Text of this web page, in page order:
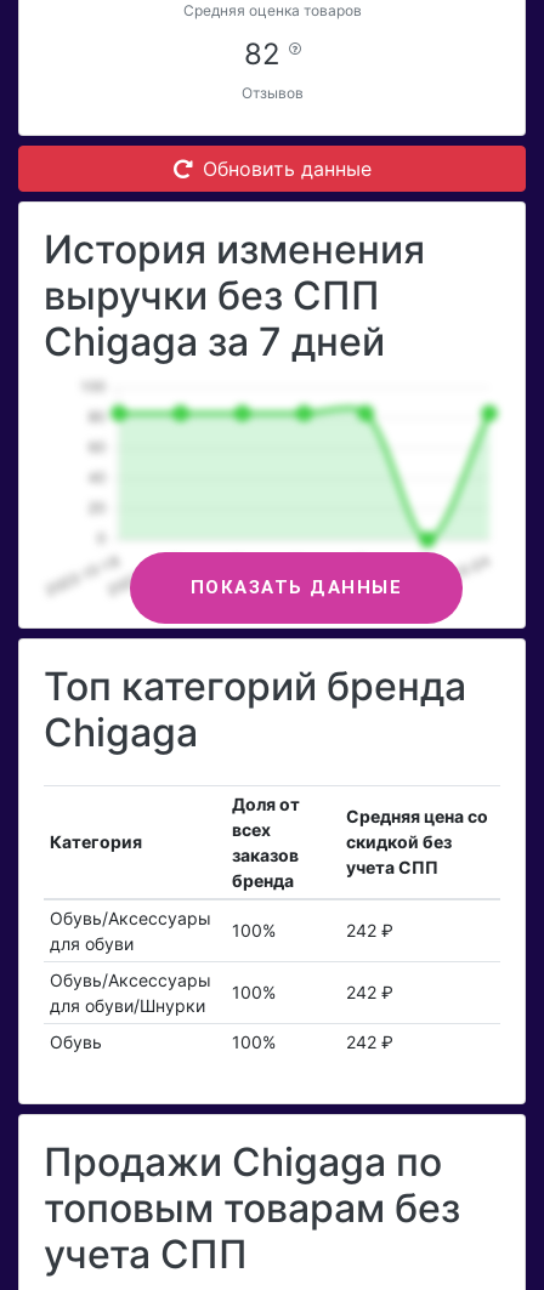
Средняя оценка товаров
82
Отзывов
Обновить данные
История изменения
выручки без СПП
Chigaga за 7 дней
ПОКАЗАТЬ ДАННЫЕ
Топ категорий бренда
Chigaga
Категория
Доля от
всех
заказов
бренда
Средняя цена со
скидкой без
учета СПП
Обувь/Аксессуары
для обуви
100% 242 ₽
Обувь/Аксессуары
для обуви/Шнурки
100% 242 ₽
Обувь 100% 242 ₽
Продажи Chigaga по
топовым товарам без
учета СПП